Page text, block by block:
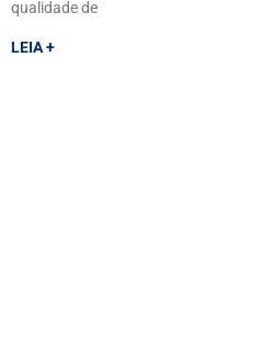
qualidade de
LEIA +